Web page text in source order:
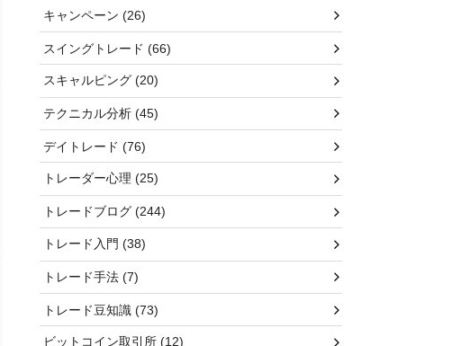
キャンペーン(26)
スイングトレード(66)
スキャルピング(20)
テクニカル分析(45)
デイトレード(76)
トレーダー心理(25)
トレードブログ(244)
トレード入門(38)
トレード手法(7)
トレード豆知識(73)
ビットコイン取引所(12)